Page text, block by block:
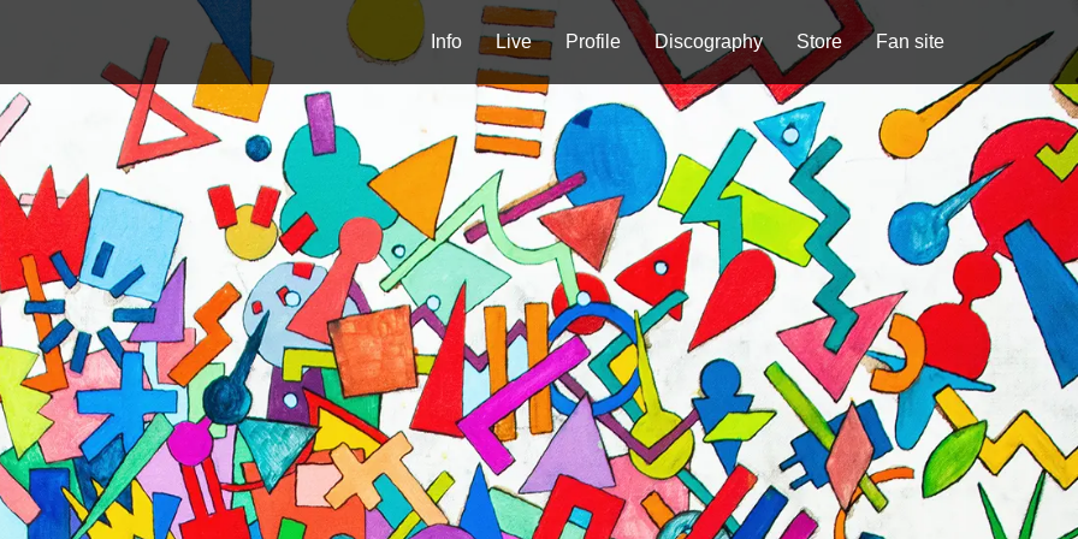
Info Live Profile Discography Store Fan site